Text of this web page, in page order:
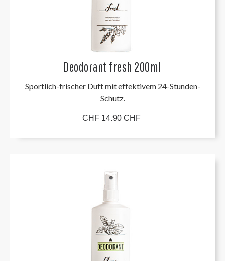
Deodorant fresh 200ml
Sportlich-frischer Duft mit effektivem 24-Stunden-
Schutz.
CHF 14.90 CHF